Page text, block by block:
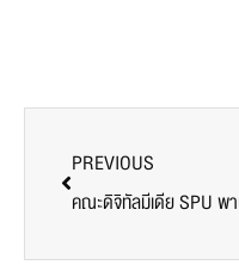
PREVIOUS